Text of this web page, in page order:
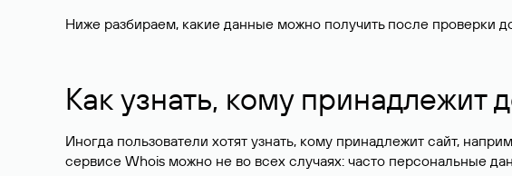
Ниже разбираем, какие данные можно получить после проверки
Как узнать, кому принадлежит
Иногда пользователи хотят узнать, кому принадлежит сайт,
сервисе Whois можно не во всех случаях: часто персональные